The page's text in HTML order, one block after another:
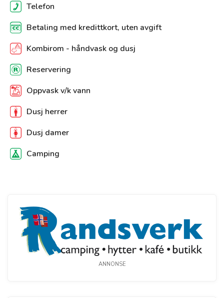
Telefon
Betaling med kredittkort, uten avgift
Kombirom - håndvask og dusj
Reservering
Oppvask v/k vann
Dusj herrer
Dusj damer
Camping
ANNONSE